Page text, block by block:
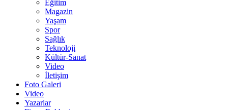
Eğitim
Magazin
Yaşam
Spor
Sağlık
Teknoloji
Kültür-Sanat
Video
İletişim
Foto Galeri
Video
Yazarlar